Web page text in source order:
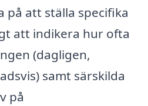
på att ställa specifika
att indikera hur ofta
(dagligen,
samt särskilda
på